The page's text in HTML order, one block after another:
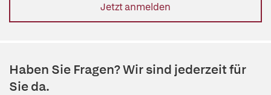
Jetzt anmelden
Haben Sie Fragen? Wir sind jederzeit für
Sie da.